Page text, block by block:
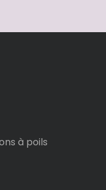
à poils